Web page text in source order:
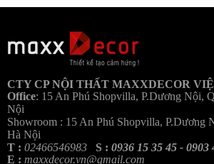
CTY CP NỘI THẤT MAXXDECOR
Office: 15 An Phú Shopvilla, P.Dương Nội,
Nội
Showroom : 15 An Phú Shopvilla, P.Dương
Hà Nội
T : 02466546983 S : 0936 15 35 45 - 0903
E : maxxdecor.vn@gmail.com